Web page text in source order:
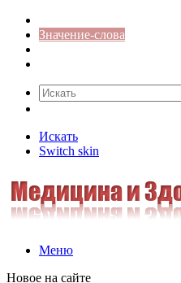
Значение-слова
Искать
Switch skin
Меню
Новое на сайте